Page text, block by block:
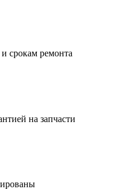
срокам ремонта
на запчасти